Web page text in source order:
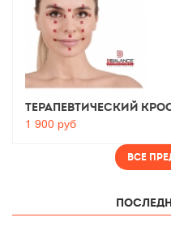
Терапевтический
1 900 руб
Все